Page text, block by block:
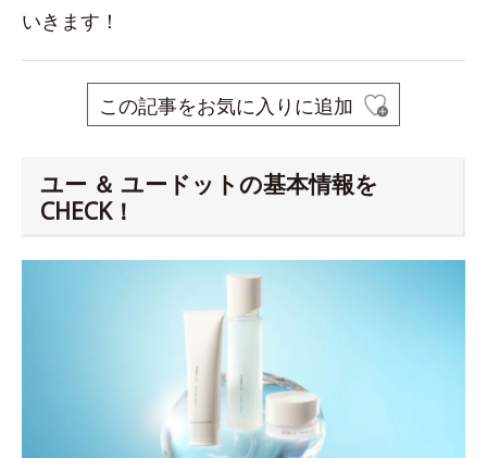
いきます！
この記事をお気に入りに追加
ユー ＆ ユードットの基本情報を
CHECK！